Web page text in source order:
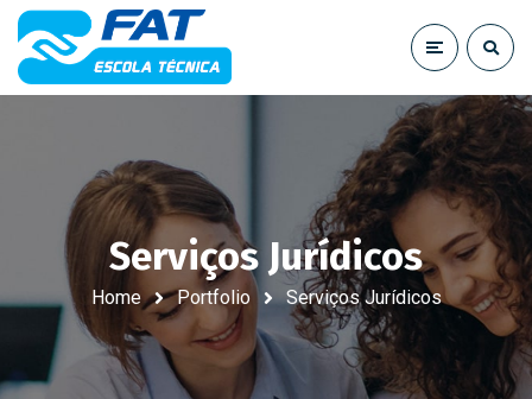
Serviços Jurídicos
Home Portfolio Serviços Jurídicos